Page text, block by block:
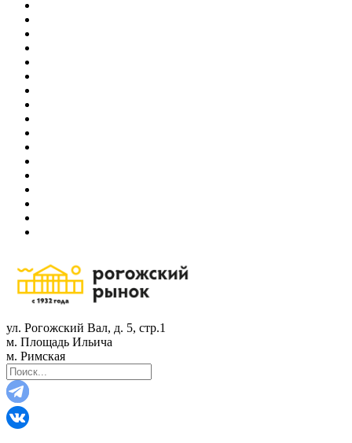
ул. Рогожский Вал, д. 5, стр.1
м. Площадь Ильича
м. Римская